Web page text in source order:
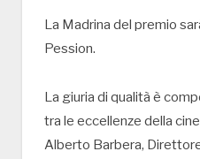
La Madrina del premio
Pession.
La giuria di qualità è
tra le eccellenze della
Alberto Barbera,